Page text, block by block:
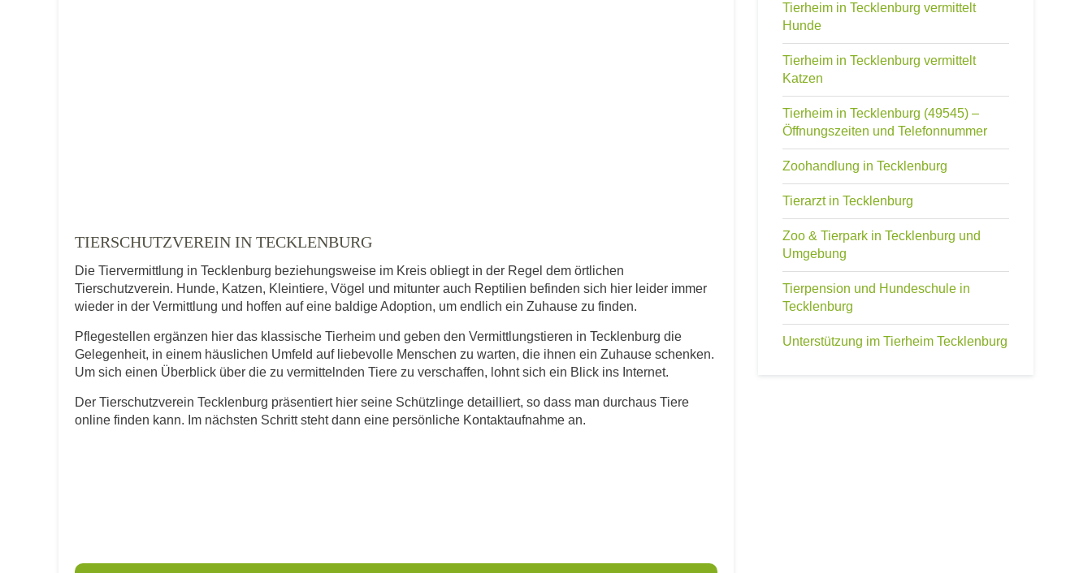
TIERSCHUTZVEREIN IN TECKLENBURG
Die Tiervermittlung in Tecklenburg beziehungsweise im Kreis obliegt in der Regel dem örtlichen
Tierschutzverein. Hunde, Katzen, Kleintiere, Vögel und mitunter auch Reptilien befinden sich hier leider immer
wieder in der Vermittlung und hoffen auf eine baldige Adoption, um endlich ein Zuhause zu finden.
Pflegestellen ergänzen hier das klassische Tierheim und geben den Vermittlungstieren in Tecklenburg die
Gelegenheit, in einem häuslichen Umfeld auf liebevolle Menschen zu warten, die ihnen ein Zuhause schenken.
Um sich einen Überblick über die zu vermittelnden Tiere zu verschaffen, lohnt sich ein Blick ins Internet.
Der Tierschutzverein Tecklenburg präsentiert hier seine Schützlinge detailliert, so dass man durchaus Tiere
online finden kann. Im nächsten Schritt steht dann eine persönliche Kontaktaufnahme an.
Tierheim in Tecklenburg vermittelt
Hunde
Tierheim in Tecklenburg vermittelt
Katzen
Tierheim in Tecklenburg (49545) –
Öffnungszeiten und Telefonnummer
Zoohandlung in Tecklenburg
Tierarzt in Tecklenburg
Zoo & Tierpark in Tecklenburg und
Umgebung
Tierpension und Hundeschule in
Tecklenburg
Unterstützung im Tierheim Tecklenburg